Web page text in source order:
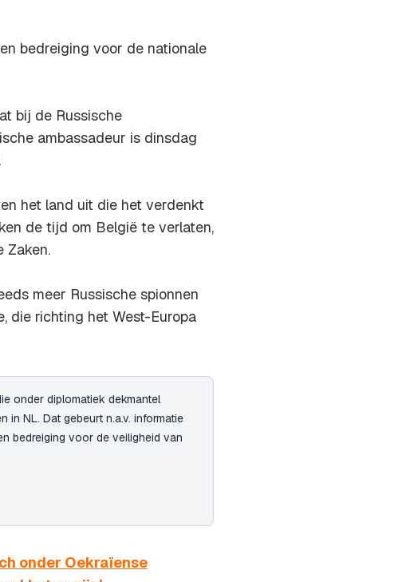
bedreiging voor de nationale
bij de Russische
ambassadeur is dinsdag
het land uit die het verdenkt
de tijd om België te verlaten,
Zaken.
meer Russische spionnen
die richting het West-Europa
onder diplomatiek dekmantel
NL. Dat gebeurt n.a.v. informatie
bedreiging voor de veiligheid van
onder Oekraïense